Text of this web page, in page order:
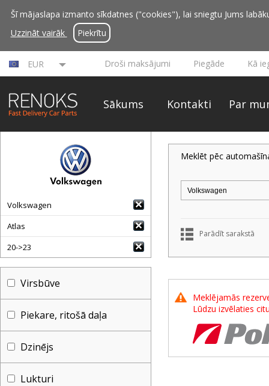
Šī mājaslapa izmanto sīkdatnes ("cookies"), lai sniegtu Jums
Uzzināt vairāk
Piekrītu
EUR Droši maksājumi Piegāde Kā
Sākums Kontakti Par
Volkswagen
Atlas
20->23
Virsbūve
Piekare, ritošā daļa
Dzinējs
Lukturi
Meklēt pēc
Parādīt sarakstā
Meklējamās
Lūdzu izvēlaties